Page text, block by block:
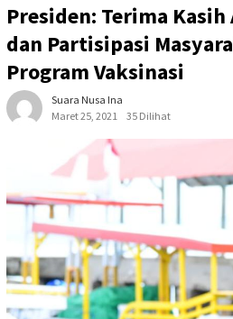
Presiden: Terima
dan Partisipasi
Program Vaksinasi
Suara Nusa Ina
Maret 25, 2021
35 Dilihat